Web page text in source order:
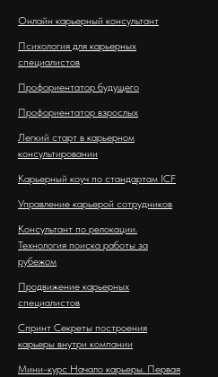
Онлайн карьерный консультант
Психология для карьерных
специалистов
Профориентатор будущего
Профориентатор взрослых
Легкий старт в карьерном
консультировании
Карьерный коуч по стандартам ICF
Управление карьерой сотрудников
Консультант по релокации.
Технология поиска работы за
рубежом
Продвижение карьерных
специалистов
Спринт Секреты построения
карьеры внутри компании
Мини-курс Начало карьеры. Первая